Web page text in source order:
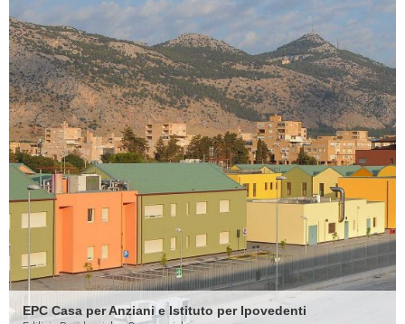
EPC Casa per Anziani e Istituto per Ipovedenti